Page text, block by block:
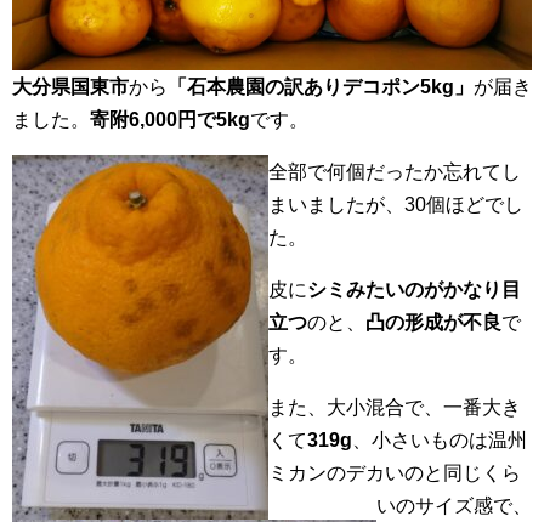
大分県国東市から 「石本農園の訳ありデコポン5kg」 が届き
ました。 寄附6,000円で5kgです。
全部で何個だったか忘れてし
まいましたが、30個ほどでし
た。
皮にシミみたいのがかなり目
立つのと、 凸の形成が不良で
す。
また、大小混合で、一番大き
くて319g 、小さいものは温州
ミカンのデカいのと同じくら
いのサイズ感で、